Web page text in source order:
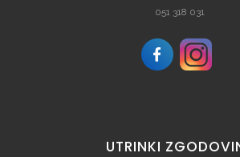
051 318 031
UTRINKI